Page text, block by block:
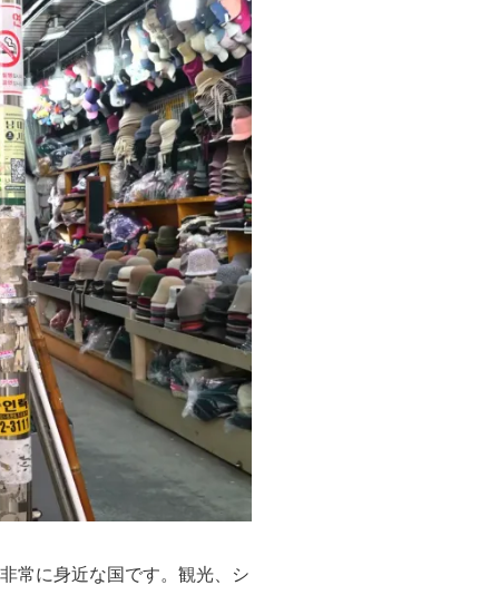
常に身近な国です。観光、シ